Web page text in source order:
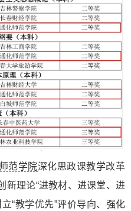
范学院深化思政课教学改革
新理论“进教材、进课堂、进
“教学优先”评价导向、强化